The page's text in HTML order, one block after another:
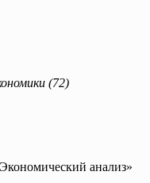
(72)
анализ»